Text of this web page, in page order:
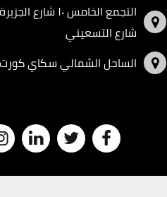
التجمع الخامس ١٠
شارع التسعيني
الساحل الشمالي سكاي